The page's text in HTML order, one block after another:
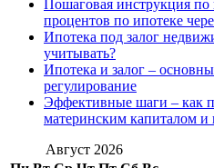
Пошаговая инструкция по
процентов по ипотеке
Ипотека под залог
учитывать?
Ипотека и залог –
регулирование
Эффективные шаги – как
материнским капиталом
Август 2026